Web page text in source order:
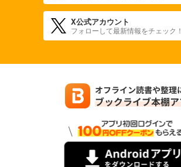
X公式アカウント
フォローして最新情報をチェック！